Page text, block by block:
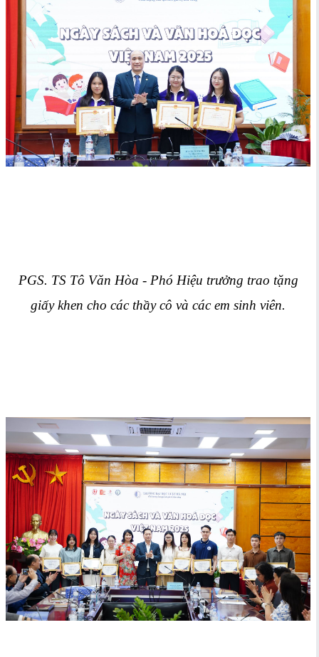
PGS. TS Tô Văn Hòa - Phó Hiệu trưởng trao tặng
giấy khen cho các thầy cô và các em sinh viên.